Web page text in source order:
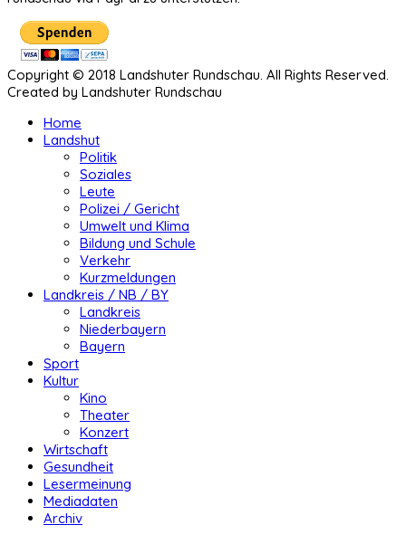
Copyright © 2018 Landshuter Rundschau. All Rights Reserved.
Created by Landshuter Rundschau
Home
Landshut
Politik
Soziales
Leute
Polizei / Gericht
Umwelt und Klima
Bildung und Schule
Verkehr
Kurzmeldungen
Landkreis / NB / BY
Landkreis
Niederbayern
Bayern
Sport
Kultur
Kino
Theater
Konzert
Wirtschaft
Gesundheit
Lesermeinung
Mediadaten
Archiv